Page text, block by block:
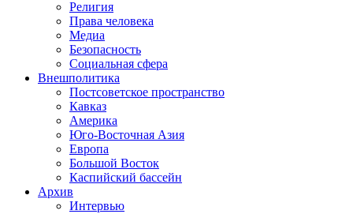
Религия
Права человека
Медиа
Безопасность
Социальная сфера
Внешполитика
Постсоветское пространство
Кавказ
Америка
Юго-Восточная Азия
Европа
Большой Восток
Каспийский бассейн
Архив
Интервью